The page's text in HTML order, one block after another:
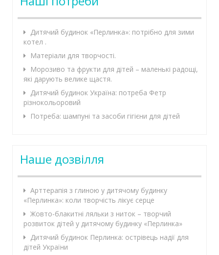
Дитячий будинок «Перлинка»: потрібно для зими
котел .
Матеріали для творчості.
Морозиво та фрукти для дітей – маленькі радощі,
які дарують велике щастя.
Дитячий будинок Україна: потреба Фетр
різнокольоровий
Потреба: шампуні та засоби гігієни для дітей
Наше дозвілля
Арттерапія з глиною у дитячому будинку
«Перлинка»: коли творчість лікує серце
Жовто-блакитні ляльки з ниток – творчий
розвиток дітей у дитячому будинку «Перлинка»
Дитячий будинок Перлинка: острівець надії для
дітей України